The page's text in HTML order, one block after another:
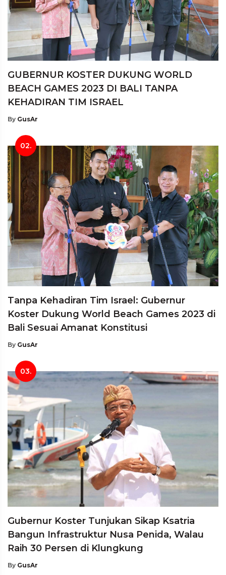
GUBERNUR KOSTER DUKUNG WORLD
BEACH GAMES 2023 DI BALI TANPA
KEHADIRAN TIM ISRAEL
By GusAr
02.
Tanpa Kehadiran Tim Israel: Gubernur
Koster Dukung World Beach Games 2023 di
Bali Sesuai Amanat Konstitusi
By GusAr
03.
Gubernur Koster Tunjukan Sikap Ksatria
Bangun Infrastruktur Nusa Penida, Walau
Raih 30 Persen di Klungkung
By GusAr